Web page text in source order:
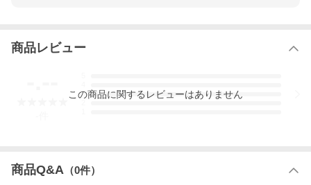
商品レビュー
3
この商品に関するレビューはありません
商品Q&A （0件）